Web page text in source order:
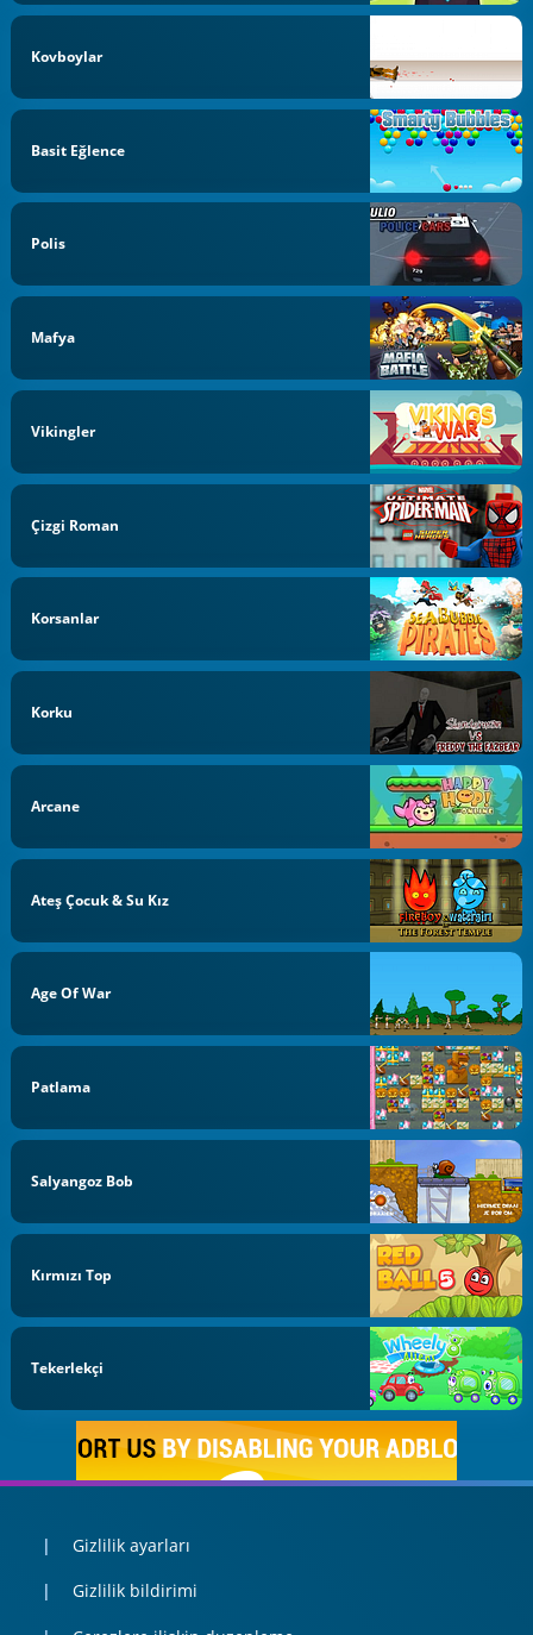
Kovboylar
Basit Eğlence
Polis
Mafya
Vikingler
Çizgi Roman
Korsanlar
Korku
Arcane
Ateş Çocuk & Su Kız
Age Of War
Patlama
Salyangoz Bob
Kırmızı Top
Tekerlekçi
Gizlilik ayarları
Gizlilik bildirimi